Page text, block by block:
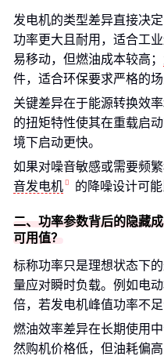
发电机的类型差异直接决定
功率更大且耐用，适合工业
易移动，但燃油成本较高；
件，适合环保要求严格的场
关键差异在于能源转换效
的扭矩特性使其在重载启
境下启动更快。
如果对噪音敏感或需要频
音发电机
的降噪设计可
二、功率参数背后的隐藏
可用值？
标称功率只是理想状态下
量应对瞬时负载。例如电
倍，若发电机峰值功率不足
燃油效率差异在长期使用
然购机价格低，但油耗偏